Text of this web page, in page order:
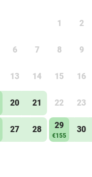
1 2
6 7 8 9
13 14 15 16
20 21 22 23
27 28 29
€155
30